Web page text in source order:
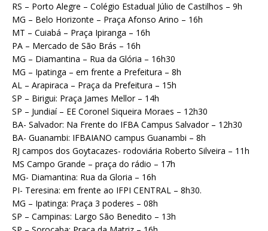
RS – Porto Alegre – Colégio Estadual Júlio de Castilhos – 9h
MG – Belo Horizonte – Praça Afonso Arino – 16h
MT – Cuiabá – Praça Ipiranga – 16h
PA – Mercado de São Brás – 16h
MG – Diamantina – Rua da Glória – 16h30
MG – Ipatinga – em frente a Prefeitura – 8h
AL – Arapiraca – Praça da Prefeitura – 15h
SP – Birigui: Praça James Mellor – 14h
SP – Jundiaí – EE Coronel Siqueira Moraes – 12h30
BA- Salvador: Na Frente do IFBA Campus Salvador – 12h30
BA- Guanambi: IFBAIANO campus Guanambi – 8h
RJ campos dos Goytacazes- rodoviária Roberto Silveira – 11h
MS Campo Grande – praça do rádio – 17h
MG- Diamantina: Rua da Gloria – 16h
PI- Teresina: em frente ao IFPI CENTRAL – 8h30.
MG – Ipatinga: Praça 3 poderes – 08h
SP – Campinas: Largo São Benedito – 13h